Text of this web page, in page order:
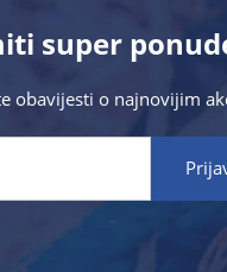
super
obavijesti o najnovijim